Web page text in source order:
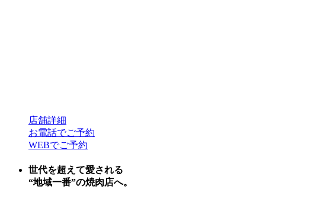
店舗詳細
お電話でご予約
WEBでご予約
世代を超えて愛される
“地域一番”の焼肉店へ。